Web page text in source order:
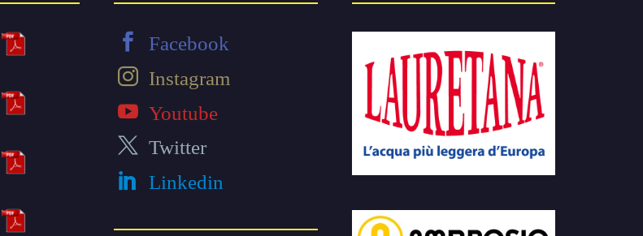
Facebook
Instagram
Youtube
Twitter
Linkedin